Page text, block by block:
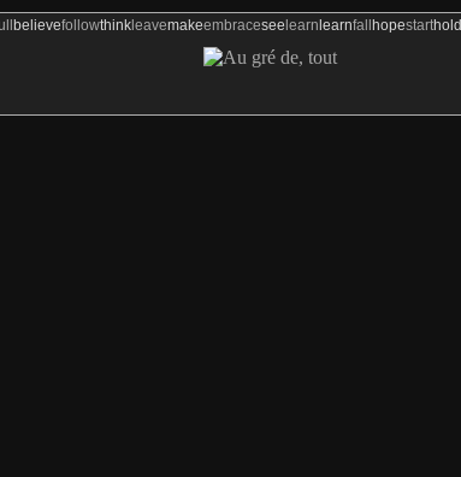
believefollowthinkleavemakeembracesee learn learnfall hopestarthold